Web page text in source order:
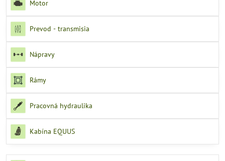
Motor
Prevod - transmisia
Nápravy
Rámy
Pracovná hydraulika
Kabína EQUUS